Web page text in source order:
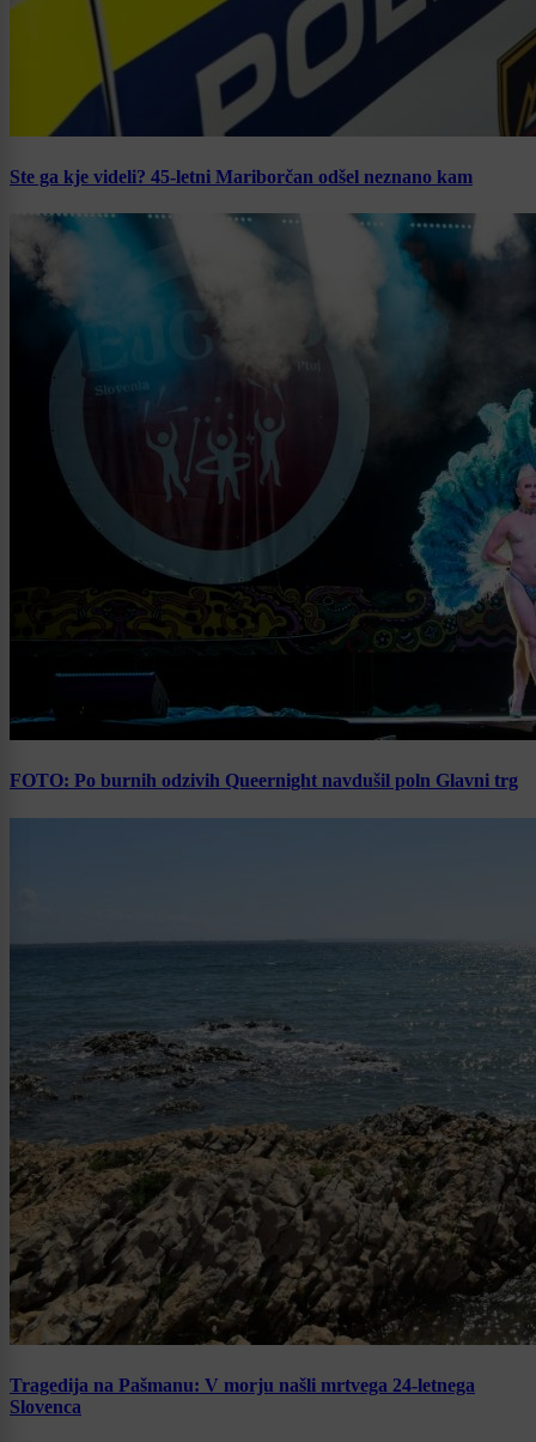
Ste ga kje videli? 45-letni Mariborčan odšel neznano kam
FOTO: Po burnih odzivih Queernight navdušil poln Glavni trg
Tragedija na Pašmanu: V morju našli mrtvega 24-letnega
Slovenca